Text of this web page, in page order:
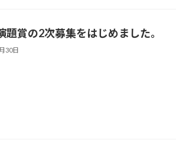
題賞の2次募集をはじめました。
30日